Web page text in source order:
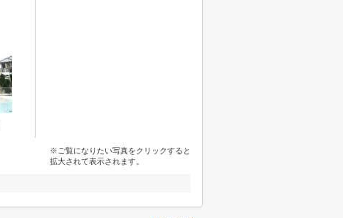
※ご覧になりたい写真をクリックすると
拡大されて表示されます。